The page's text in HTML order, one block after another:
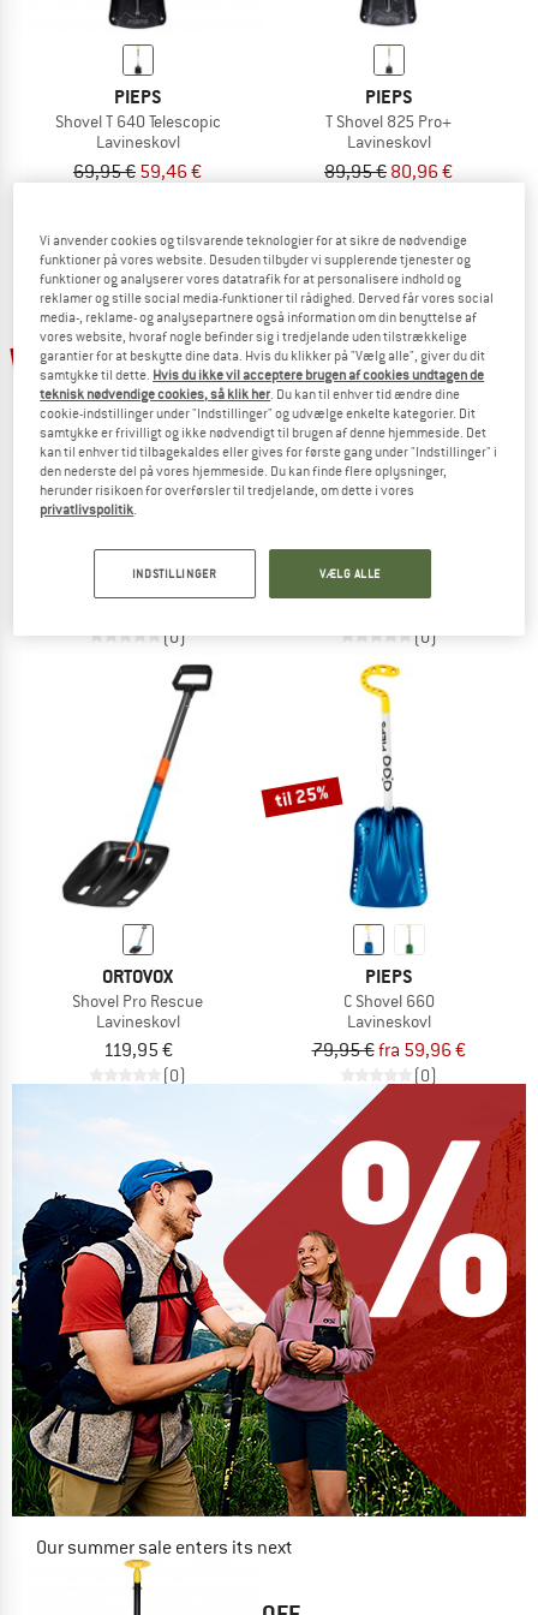
PIEPS
Shovel T 640 Telescopic
Lavineskovl
69,95 € 59,46 €
PIEPS
T Shovel 825 Pro+
Lavineskovl
89,95 € 80,96 €
15%
Lavineskovl
(0)
Lavineskovl
(0)
ORTOVOX
Shovel Pro Rescue
Lavineskovl
119,95 €
(0)
til 25%
PIEPS
C Shovel 660
Lavineskovl
79,95 €fra 59,96 €
(0)
Our summer sale enters its next
Vi anvender cookies og tilsvarende teknologier for at sikre de nødvendige
funktioner på vores website. Desuden tilbyder vi supplerende tjenester og
funktioner og analyserer vores datatrafik for at personalisere indhold og
reklamer og stille social media-funktioner til rådighed. Derved får vores social
media-, reklame- og analysepartnere også information om din benyttelse af
vores website, hvoraf nogle befinder sig i tredjelande uden tilstrækkelige
garantier for at beskytte dine data. Hvis du klikker på "Vælg alle", giver du dit
samtykke til dette. Hvis du ikke vil acceptere brugen af cookies undtagen de
teknisk nødvendige cookies, så klik her . Du kan til enhver tid ændre dine
cookie-indstillinger under "Indstillinger" og udvælge enkelte kategorier. Dit
samtykke er frivilligt og ikke nødvendigt til brugen af denne hjemmeside. Det
kan til enhver tid tilbagekaldes eller gives for første gang under "Indstillinger" i
den nederste del på vores hjemmeside. Du kan finde flere oplysninger,
herunder risikoen for overførsler til tredjelande, om dette i vores
privatlivspolitik
INDSTILLINGER VÆLG ALLE